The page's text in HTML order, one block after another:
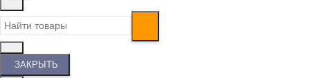
ЗАКРЫТЬ